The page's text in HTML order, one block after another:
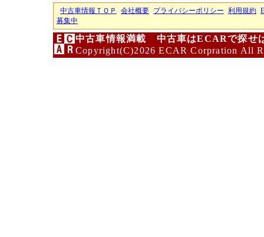
中古車情報ＴＯＰ 会社概要 プライバシーポリシー 利用規約
募集中
中古車情報満載 中古車はECARで探せ
Copyright(C)2026 ECAR Corpration All